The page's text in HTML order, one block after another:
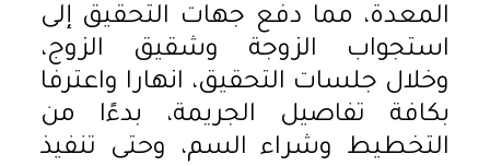
المعدة، مما دفع جهات التحقيق إلى
استجواب الزوجة وشقيق الزوج،
وخلال جلسات التحقيق، انهارا واعترفا
بكافة تفاصيل الجريمة، بدءًا من
التخطيط وشراء السم، وحتى تنفيذ